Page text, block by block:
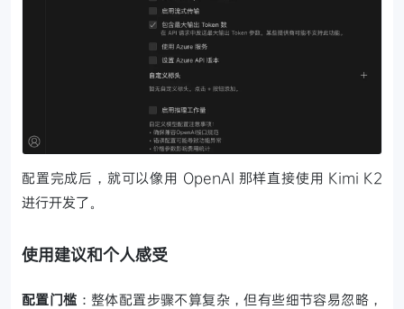
配置完成后，就可以像用 OpenAI 那样直接使用 Kimi K2
进行开发了。
使用建议和个人感受
配置门槛 ：整体配置步骤不算复杂，但有些细节容易忽略，